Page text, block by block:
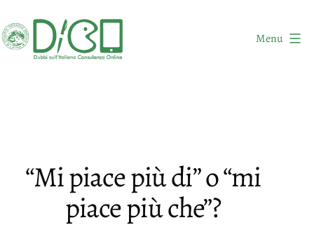
al
contenuto
Online
Menu
“Mi piace più di” o “mi
piace più che”?